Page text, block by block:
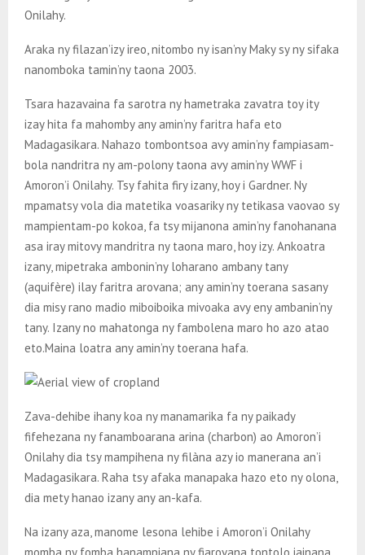
Araka ny filazan’izy ireo, nitombo ny isan’ny Maky sy ny sifaka
nanomboka tamin’ny taona 2003.
Tsara hazavaina fa sarotra ny hametraka zavatra toy ity
izay hita fa mahomby any amin’ny faritra hafa eto
Madagasikara. Nahazo tombontsoa avy amin’ny fampiasam-
bola nandritra ny am-polony taona avy amin’ny WWF i
Amoron’i Onilahy. Tsy fahita firy izany, hoy i Gardner. Ny
mpamatsy vola dia matetika voasariky ny tetikasa vaovao sy
mampientam-po kokoa, fa tsy mijanona amin’ny fanohanana
asa iray mitovy mandritra ny taona maro, hoy izy. Ankoatra
izany, mipetraka ambonin’ny loharano ambany tany
(aquifère) ilay faritra arovana; any amin’ny toerana sasany
dia misy rano madio miboiboika mivoaka avy eny ambanin’ny
tany. Izany no mahatonga ny fambolena maro ho azo atao
eto.Maina loatra any amin’ny toerana hafa.
Zava-dehibe ihany koa ny manamarika fa ny paikady
fifehezana ny fanamboarana arina (charbon) ao Amoron’i
Onilahy dia tsy mampihena ny filàna azy io manerana an’i
Madagasikara. Raha tsy afaka manapaka hazo eto ny olona,
dia mety hanao izany any an-kafa.
Na izany aza, manome lesona lehibe i Amoron’i Onilahy
momba ny fomba hanampiana ny fiarovana tontolo iainana